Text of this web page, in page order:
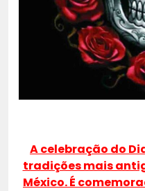
A celebração do
tradições mais
México. É